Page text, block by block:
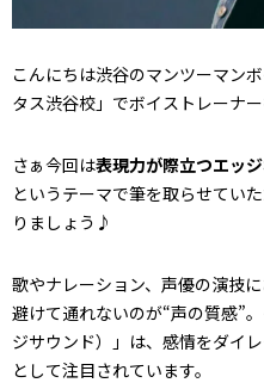
こんにちは渋谷のマンツーマン
タス渋谷校」でボイストレーナ
さぁ今回は表現力が際立つエッ
というテーマで筆を取らせてい
りましょう♪
歌やナレーション、声優の演技
避けて通れないのが“声の質感”
ジサウンド）」は、感情をダイ
として注目されています。